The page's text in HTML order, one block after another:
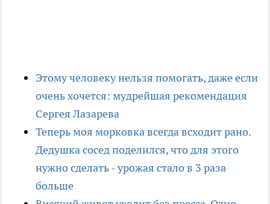
Этому человеку нельзя помогать, даже если
очень хочется: мудрейшая рекомендация
Сергея Лазарева
Теперь моя морковка всегда всходит рано.
Дедушка сосед поделился, что для этого
нужно сделать - урожая стало в 3 раза
больше